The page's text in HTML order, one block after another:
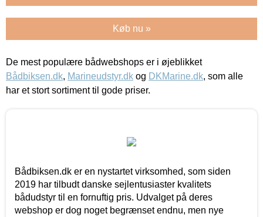
Køb nu »
De mest populære bådwebshops er i øjeblikket
Bådbiksen.dk, Marineudstyr.dk og DKMarine.dk, som alle
har et stort sortiment til gode priser.
Bådbiksen.dk er en nystartet virksomhed, som siden
2019 har tilbudt danske sejlentusiaster kvalitets
bådudstyr til en fornuftig pris. Udvalget på deres
webshop er dog noget begrænset endnu, men nye